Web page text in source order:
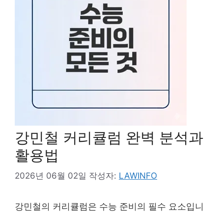
강민철 커리큘럼 완벽 분석과
활용법
2026년 06월 02일 작성자: LAWINFO
강민철의 커리큘럼은 수능 준비의 필수 요소입니